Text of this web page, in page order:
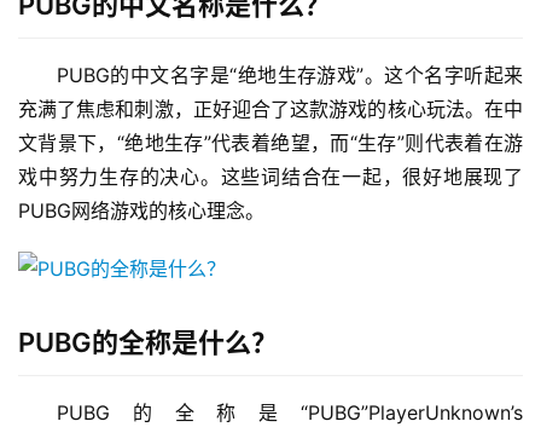
PUBG的中文名字是“绝地生存游戏”。这个名字听起来
充满了焦虑和刺激，正好迎合了这款游戏的核心玩法。在中
文背景下，“绝地生存”代表着绝望，而“生存”则代表着在游
戏中努力生存的决心。这些词结合在一起，很好地展现了
PUBG网络游戏的核心理念。
PUBG的全称是什么？
PUBG的全称是“PUBG”PlayerUnknown’s